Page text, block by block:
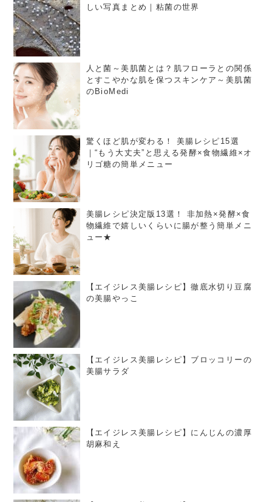
しい写真まとめ｜粘菌の世界
人と菌～美肌菌とは？肌フローラとの関係
とすこやかな肌を保つスキンケア～美肌菌
のBioMedi
驚くほど肌が変わる！ 美腸レシピ15選
｜“もう大丈夫”と思える発酵×食物繊維×オ
リゴ糖の簡単メニュー
美腸レシピ決定版13選！ 非加熱×発酵×食
物繊維で嬉しいくらいに腸が整う簡単メニ
ュー★
【エイジレス美腸レシピ】徹底水切り豆腐
の美腸やっこ
【エイジレス美腸レシピ】ブロッコリーの
美腸サラダ
【エイジレス美腸レシピ】にんじんの濃厚
胡麻和え